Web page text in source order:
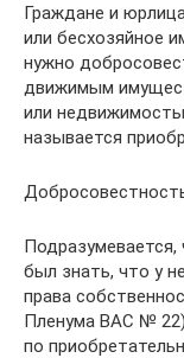
Граждане и
или бесхозяйное
нужно
движимым
или
называется
был знать, что у
права
Пленума ВАС №
по